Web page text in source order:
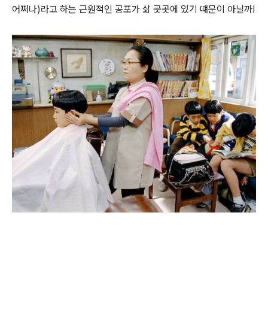
어쩌나)라고 하는 근원적인 공포가 삶 곳곳에 있기 떄문이 아닐까!